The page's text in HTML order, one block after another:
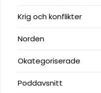
Krig och konflikter
Norden
Okategoriserade
Poddavsnitt